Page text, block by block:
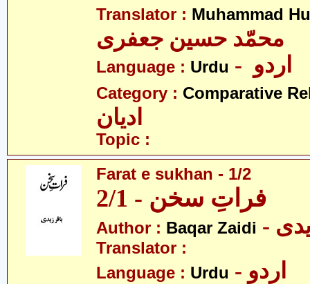
Translator : Muhammad
محمّد حسین جعفری
Language : Urdu
Category : Comparative
ادیان
Topic :
Farat e sukhan - 1/2
فراتِ سخن - 2/1
Author : Baqar Zaidi
Translator :
Language : Urdu - اردو